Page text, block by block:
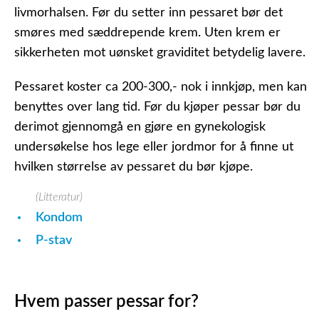
livmorhalsen. Før du setter inn pessaret bør det
smøres med sæddrepende krem. Uten krem er
sikkerheten mot uønsket graviditet betydelig lavere.
Pessaret koster ca 200-300,- nok i innkjøp, men kan
benyttes over lang tid. Før du kjøper pessar bør du
derimot gjennomgå en gjøre en gynekologisk
undersøkelse hos lege eller jordmor for å finne ut
hvilken størrelse av pessaret du bør kjøpe.
(Litteratur)
Kondom
P-stav
Hvem passer pessar for?